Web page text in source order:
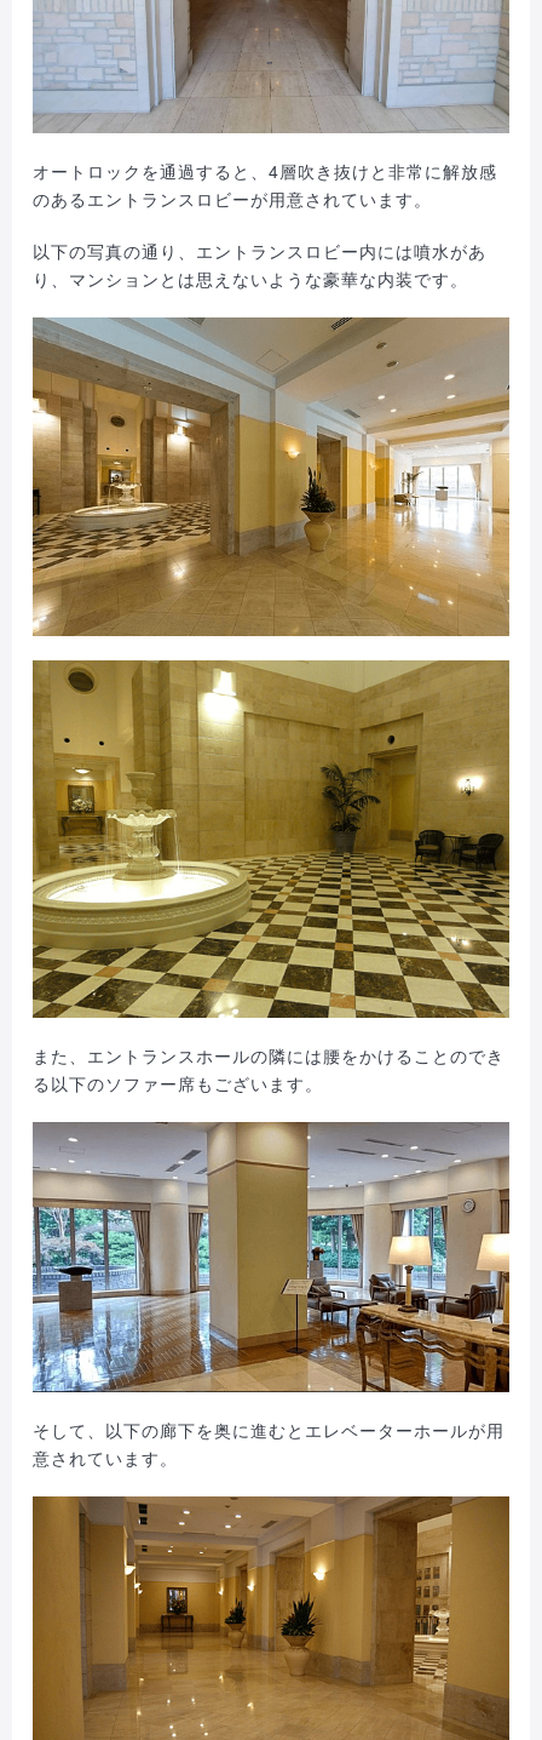
オートロックを通過すると、4層吹き抜けと非常に解放感
のあるエントランスロビーが用意されています。
以下の写真の通り、エントランスロビー内には噴水があ
り、マンションとは思えないような豪華な内装です。
また、エントランスホールの隣には腰をかけることのでき
る以下のソファー席もございます。
そして、以下の廊下を奥に進むとエレベーターホールが用
意されています。